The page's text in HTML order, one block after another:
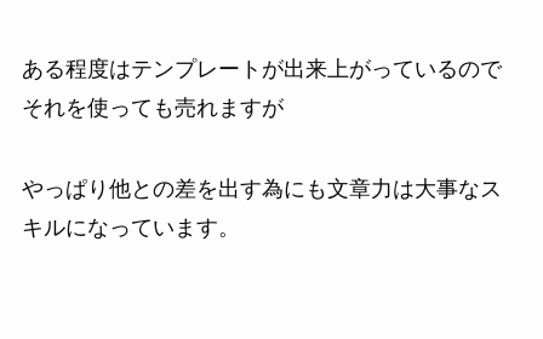
ある程度はテンプレートが出来上がっているので
それを使っても売れますが
やっぱり他との差を出す為にも文章力は大事なス
キルになっています。